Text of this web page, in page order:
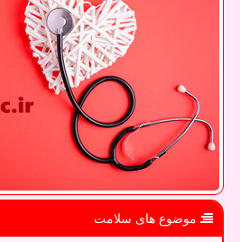
موضوع های سلامت